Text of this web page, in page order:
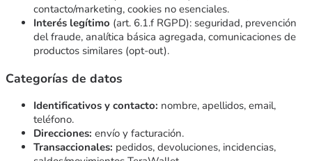
contacto/marketing, cookies no esenciales.
Interés legítimo (art. 6.1.f RGPD): seguridad, prevención
del fraude, analítica básica agregada, comunicaciones de
productos similares (opt-out).
Categorías de datos
Identificativos y contacto: nombre, apellidos, email,
teléfono.
Direcciones: envío y facturación.
Transaccionales: pedidos, devoluciones, incidencias,